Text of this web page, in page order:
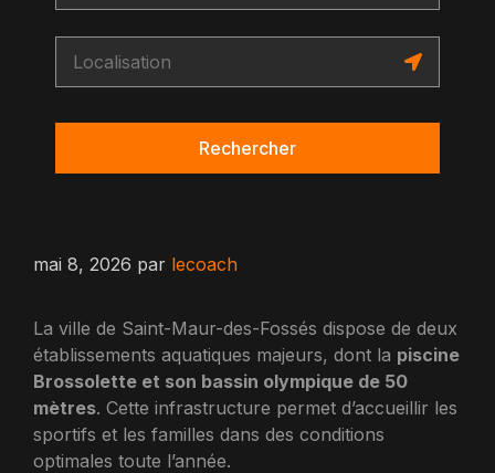
Rechercher
mai 8, 2026 par lecoach
La ville de Saint-Maur-des-Fossés dispose de deux
établissements aquatiques majeurs, dont la piscine
Brossolette et son bassin olympique de 50
mètres. Cette infrastructure permet d’accueillir les
sportifs et les familles dans des conditions
optimales toute l’année.